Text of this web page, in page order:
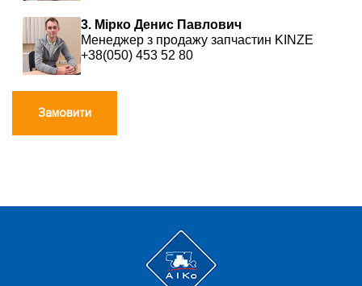
3. Мірко Денис Павлович
Менеджер з продажу запчастин KINZE
+38(050) 453 52 80
Замовити